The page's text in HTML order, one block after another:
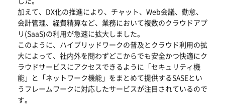
加えて、DX化の推進により、チャット、Web会議、勤怠、
会計管理、経費精算など、業務において複数のクラウドアプ
リ(SaaS)の利用が急速に拡大しました。
このように、ハイブリッドワークの普及とクラウド利用の拡
大によって、社内外を問わずどこからでも安全かつ快適にク
ラウドサービスにアクセスできるように「セキュリティ機
能」と「ネットワーク機能」をまとめて提供するSASEとい
うフレームワークに対応したサービスが注目されているので
す。